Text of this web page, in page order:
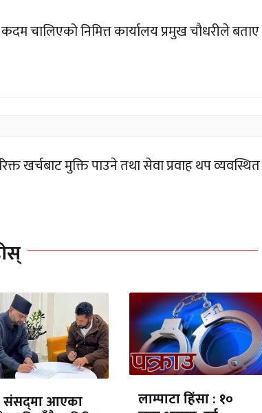
चालिएको निमित्त कार्यालय प्रमुख चौधरीले बताए
खर्चबाट मुक्ति पाउने तथा सेवा प्रवाह थप व्यवस्थित
आएका लाम्पाटा हिंसा : १०